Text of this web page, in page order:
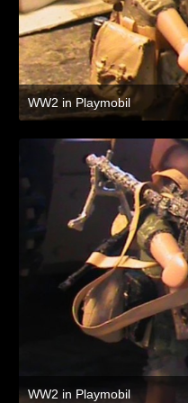
WW2 in Playmobil
8. Juli 2021 um 19:47
WW2 in Playmobil